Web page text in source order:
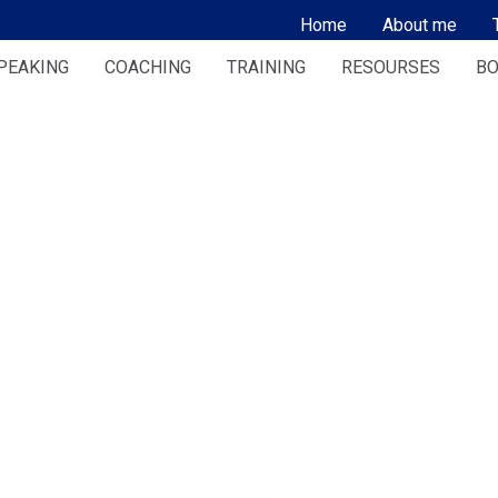
Home About me
COACHING TRAINING RESOURSES